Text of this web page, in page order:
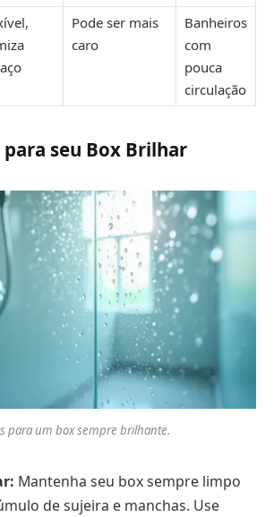
Pode ser mais
caro
Banheiros
com
pouca
circulação
para seu Box Brilhar
para um box sempre brilhante.
Mantenha seu box sempre limpo
de sujeira e manchas. Use